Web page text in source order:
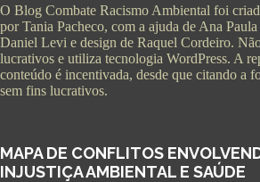
O Blog Combate Racismo Ambiental foi
por Tania Pacheco, com a ajuda de Ana
Daniel Levi e design de Raquel Cordeiro.
lucrativos e utiliza tecnologia WordPress. A
conteúdo é incentivada, desde que citando a
sem fins lucrativos.
MAPA DE CONFLITOS
INJUSTIÇA AMBIENTAL E SAÚDE